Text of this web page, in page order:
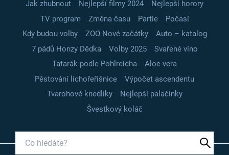
Jak zhubnout Nejlepší filmy 2024
Nejlepší horory
TV program
Změna času Partie
Počasí
Kdy budou volby
ZOO Nové začátky
Auto – katalog
7 pádů Honzy Dědka
Volby 2025
Svařené víno
Tatarák podle Pohlreicha
Aloe vera
Pěstování lichořeřišnice
Výpočet ascendentu
Tvarohové knedlíky
Nejlepší palačinky
Švestkový koláč